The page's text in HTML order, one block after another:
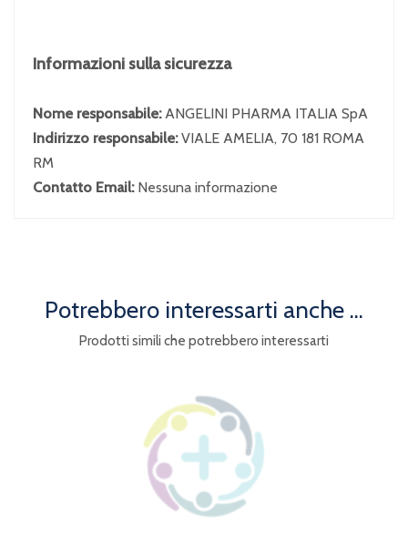
Informazioni sulla sicurezza
Nome responsabile: ANGELINI PHARMA ITALIA SpA
Indirizzo responsabile:VIALE AMELIA, 70 181 ROMA
RM
Contatto Email: Nessuna informazione
Potrebbero interessarti anche ...
Prodotti simili che potrebbero interessarti